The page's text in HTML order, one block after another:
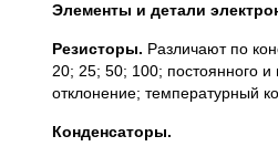
Элементы и детали
Резисторы. Различают по
20; 25; 50; 100; постоянного
отклонение; температурный
Конденсаторы.